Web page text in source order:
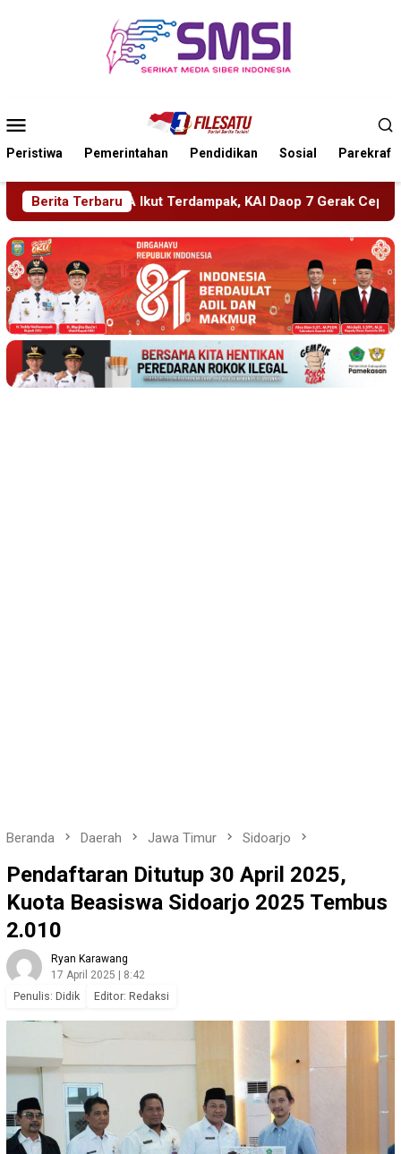
Mobile
Peristiwa Pemerintahan Pendidikan Sosial Parekraf
Berita Terbaru
KAI Daop 7 Gerak Cepat Pulihkan Layanan PMR
Beranda Daerah Jawa Timur Sidoarjo
Pendaftaran Ditutup 30 April 2025,
Kuota Beasiswa Sidoarjo 2025 Tembus
2.010
Ryan Karawang
17 April 2025 | 8:42
Penulis: Didik Editor: Redaksi